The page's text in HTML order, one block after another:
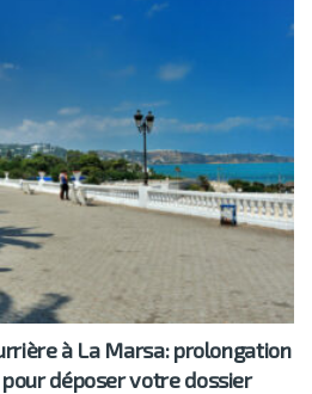
à La Marsa: prolongation
déposer votre dossier